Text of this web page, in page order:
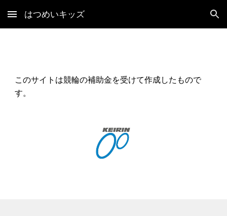
Skip to main content Skip to navigation
はつめいキッズ
このサイトは競輪の補助金を受けて作成したもので
す。